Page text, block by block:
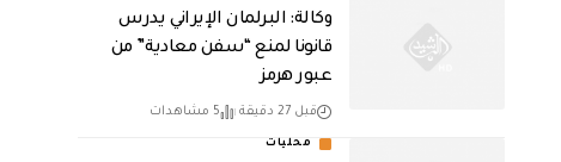
وكالة: البرلمان الإيراني يدرس
قانونا لمنع “سفن معادية” من
عبور هرمز
قبل 27 دقيقة 5 مشاهدات
محليات